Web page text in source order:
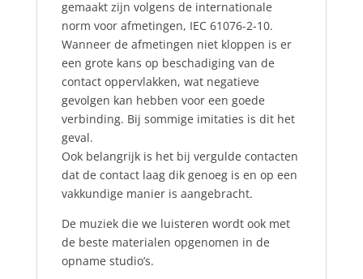
gemaakt zijn volgens de internationale
norm voor afmetingen, IEC 61076-2-10.
Wanneer de afmetingen niet kloppen is er
een grote kans op beschadiging van de
contact oppervlakken, wat negatieve
gevolgen kan hebben voor een goede
verbinding. Bij sommige imitaties is dit het
geval.
Ook belangrijk is het bij vergulde contacten
dat de contact laag dik genoeg is en op een
vakkundige manier is aangebracht.
De muziek die we luisteren wordt ook met
de beste materialen opgenomen in de
opname studio’s.